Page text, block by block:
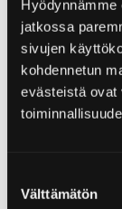
jatkossa
sivujen
kohdennetun
evästeistä ovat
valinta
Välttämätön
Porin
toimijat
erilaisiin